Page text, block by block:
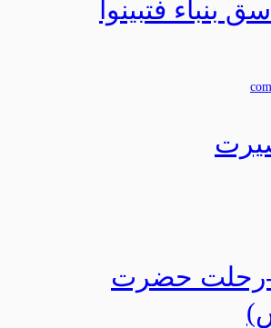
بنباء فتبینوا
رحلت حضرت